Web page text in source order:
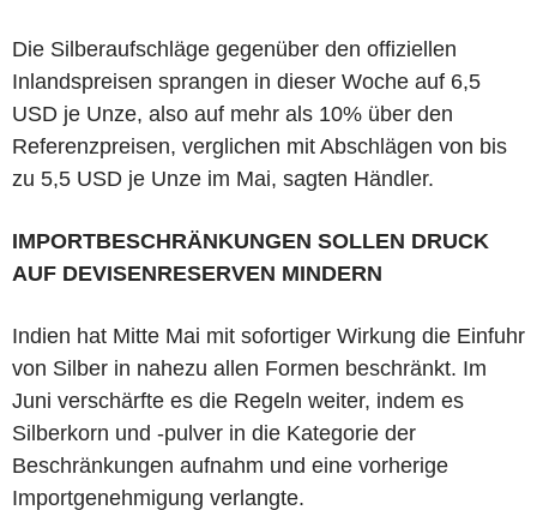
Die Silberaufschläge gegenüber den offiziellen
Inlandspreisen sprangen in dieser Woche auf 6,5
USD je Unze, also auf mehr als 10% über den
Referenzpreisen, verglichen mit Abschlägen von bis
zu 5,5 USD je Unze im Mai, sagten Händler.
IMPORTBESCHRÄNKUNGEN SOLLEN DRUCK
AUF DEVISENRESERVEN MINDERN
Indien hat Mitte Mai mit sofortiger Wirkung die Einfuhr
von Silber in nahezu allen Formen beschränkt. Im
Juni verschärfte es die Regeln weiter, indem es
Silberkorn und -pulver in die Kategorie der
Beschränkungen aufnahm und eine vorherige
Importgenehmigung verlangte.